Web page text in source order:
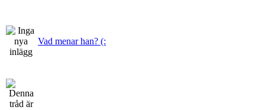
Vad menar han? (: